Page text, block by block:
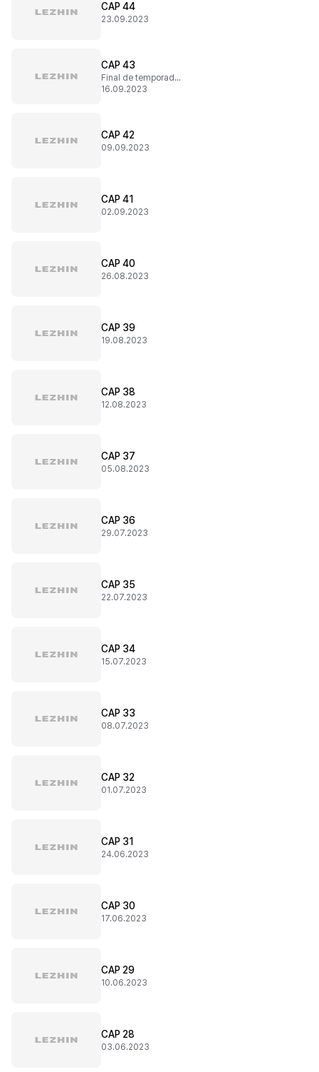
CAP 44
23.09.2023
CAP 43
Final de temporada 1
16.09.2023
CAP 42
09.09.2023
CAP 41
02.09.2023
CAP 40
26.08.2023
CAP 39
19.08.2023
CAP 38
12.08.2023
CAP 37
05.08.2023
CAP 36
29.07.2023
CAP 35
22.07.2023
CAP 34
15.07.2023
CAP 33
08.07.2023
CAP 32
01.07.2023
CAP 31
24.06.2023
CAP 30
17.06.2023
CAP 29
10.06.2023
CAP 28
03.06.2023